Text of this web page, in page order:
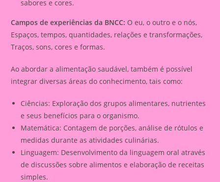
sabores e cores.
Campos de experiências da BNCC: O eu, o outro e o nós,
Espaços, tempos, quantidades, relações e transformações,
Traços, sons, cores e formas.
Ao abordar a alimentação saudável, também é possível
integrar diversas áreas do conhecimento, tais como:
Ciências: Exploração dos grupos alimentares, nutrientes
e seus benefícios para o organismo.
Matemática: Contagem de porções, análise de rótulos e
medidas durante as atividades culinárias.
Linguagem: Desenvolvimento da linguagem oral através
de discussões sobre alimentos e elaboração de receitas
simples.